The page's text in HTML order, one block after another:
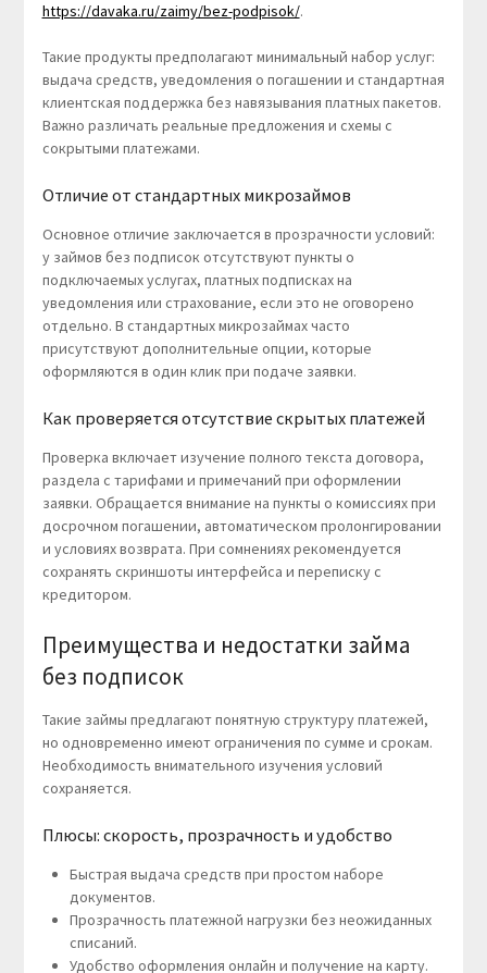
https://davaka.ru/zaimy/bez-podpisok/.
Такие продукты предполагают минимальный набор услуг:
выдача средств, уведомления о погашении и стандартная
клиентская поддержка без навязывания платных пакетов.
Важно различать реальные предложения и схемы с
сокрытыми платежами.
Отличие от стандартных микрозаймов
Основное отличие заключается в прозрачности условий:
у займов без подписок отсутствуют пункты о
подключаемых услугах, платных подписках на
уведомления или страхование, если это не оговорено
отдельно. В стандартных микрозаймах часто
присутствуют дополнительные опции, которые
оформляются в один клик при подаче заявки.
Как проверяется отсутствие скрытых платежей
Проверка включает изучение полного текста договора,
раздела с тарифами и примечаний при оформлении
заявки. Обращается внимание на пункты о комиссиях при
досрочном погашении, автоматическом пролонгировании
и условиях возврата. При сомнениях рекомендуется
сохранять скриншоты интерфейса и переписку с
кредитором.
Преимущества и недостатки займа
без подписок
Такие займы предлагают понятную структуру платежей,
но одновременно имеют ограничения по сумме и срокам.
Необходимость внимательного изучения условий
сохраняется.
Плюсы: скорость, прозрачность и удобство
Быстрая выдача средств при простом наборе
документов.
Прозрачность платежной нагрузки без неожиданных
списаний.
Удобство оформления онлайн и получение на карту.